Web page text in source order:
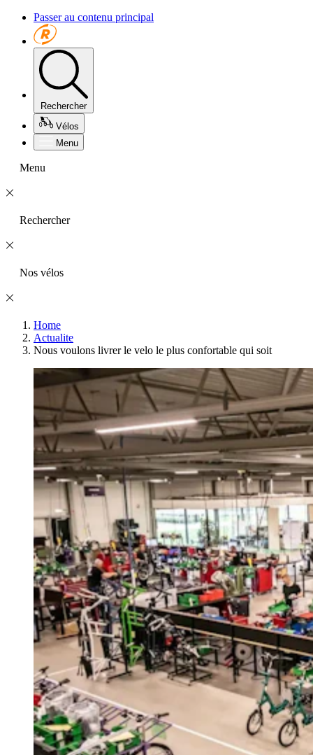
Passer au contenu principal
Rechercher
Vélos
Menu
Menu
Rechercher
Nos vélos
Home
Actualite
Nous voulons livrer le velo le plus confortable qui soit